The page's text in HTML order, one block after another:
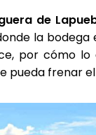
de
la bodega
por cómo lo
pueda frenar